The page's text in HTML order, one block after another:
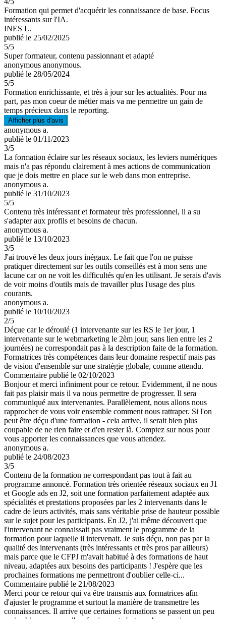
Formation qui permet d'acquérir les connaissance de base. Focus
intéressants sur l'IA.
INES L.
publié le 25/02/2025
5/5
Super formateur, contenu passionnant et adapté
anonymous anonymous.
publié le 28/05/2024
5/5
Formation enrichissante, et très à jour sur les actualités. Pour ma
part, pas mon coeur de métier mais va me permettre un gain de
temps précieux dans le reporting.
Afficher plus d'avis
anonymous a.
publié le 01/11/2023
3/5
La formation éclaire sur les réseaux sociaux, les leviers numériques
mais n'a pas répondu clairement à mes actions de communication
que je dois mettre en place sur le web dans mon entreprise.
anonymous a.
publié le 31/10/2023
5/5
Contenu très intéressant et formateur très professionnel, il a su
s'adapter aux profils et besoins de chacun.
anonymous a.
publié le 13/10/2023
3/5
J'ai trouvé les deux jours inégaux. Le fait que l'on ne puisse
pratiquer directement sur les outils conseillés est à mon sens une
lacune car on ne voit les difficultés qu'en les utilisant. Je serais d'avis
de voir moins d'outils mais de travailler plus l'usage des plus
courants.
anonymous a.
publié le 10/10/2023
2/5
Déçue car le déroulé (1 intervenante sur les RS le 1er jour, 1
intervenante sur le webmarketing le 2èm jour, sans lien entre les 2
journées) ne correspondait pas à la description faite de la formation.
Formatrices très compétences dans leur domaine respectif mais pas
de vision d'ensemble sur une stratégie globale, comme attendu.
Commentaire publié le 02/10/2023
Bonjour et merci infiniment pour ce retour. Evidemment, il ne nous
fait pas plaisir mais il va nous permettre de progresser. Il sera
communiqué aux intervenantes. Parallèlement, nous allons nous
rapprocher de vous voir ensemble comment nous rattraper. Si l'on
peut être déçu d'une formation - cela arrive, il serait bien plus
coupable de ne rien faire et d'en rester là. Comptez sur nous pour
vous apporter les connaissances que vous attendez.
anonymous a.
publié le 24/08/2023
3/5
Contenu de la formation ne correspondant pas tout à fait au
programme annoncé. Formation très orientée réseaux sociaux en J1
et Google ads en J2, soit une formation parfaitement adaptée aux
spécialités et prestations proposées par les 2 intervenants dans le
cadre de leurs activités, mais sans véritable prise de hauteur possible
sur le sujet pour les participants. En J2, j'ai même découvert que
l'intervenant ne connaissait pas vraiment le programme de la
formation pour laquelle il intervenait. Je suis déçu, non pas par la
qualité des intervenants (très intéressants et très pros par ailleurs)
mais parce que le CFPJ m'avait habitué à des formations de haut
niveau, adaptées aux besoins des participants ! J'espère que les
prochaines formations me permettront d'oublier celle-ci...
Commentaire publié le 21/08/2023
Merci pour ce retour qui va être transmis aux formatrices afin
d'ajuster le programme et surtout la manière de transmettre les
connaissances. Il arrive que certaines formations se passent un peu